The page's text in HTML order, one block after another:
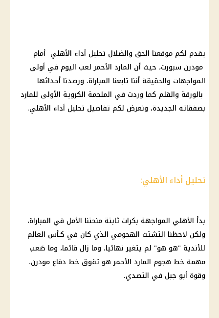
يقدم لكم موقعنا الحق والضلال تحليل أداء الأهلي أمام
مودرن سبورت، حيث أن المارد الأحمر لعب اليوم في أولى
المواجهات والحقيقة أننا تابعنا المباراة، ورصدنا أحداثها
بالورقة والقلم كما وردت في الملحمة الكروية الأولى للمارد
بصفقاته الجديدة، ونعرض لكم تفاصيل تحليل أداء الأهلي.
تحليل أداء الأهلي:
بدأ الأهلي المواجهة بكرات ثابتة منحتنا الأمل في المباراة،
ولكن لاحظنا التشتت الهجومي الذي كان في كـأس العالم
للأندية "هو هو" لم يتغير نهائيا، وما زال قائما، وما صَعب
مهمة خط هجوم المارد الأحمر هو تفوق خط دفاع مودرن،
وقوة أبو جبل في التصدي.